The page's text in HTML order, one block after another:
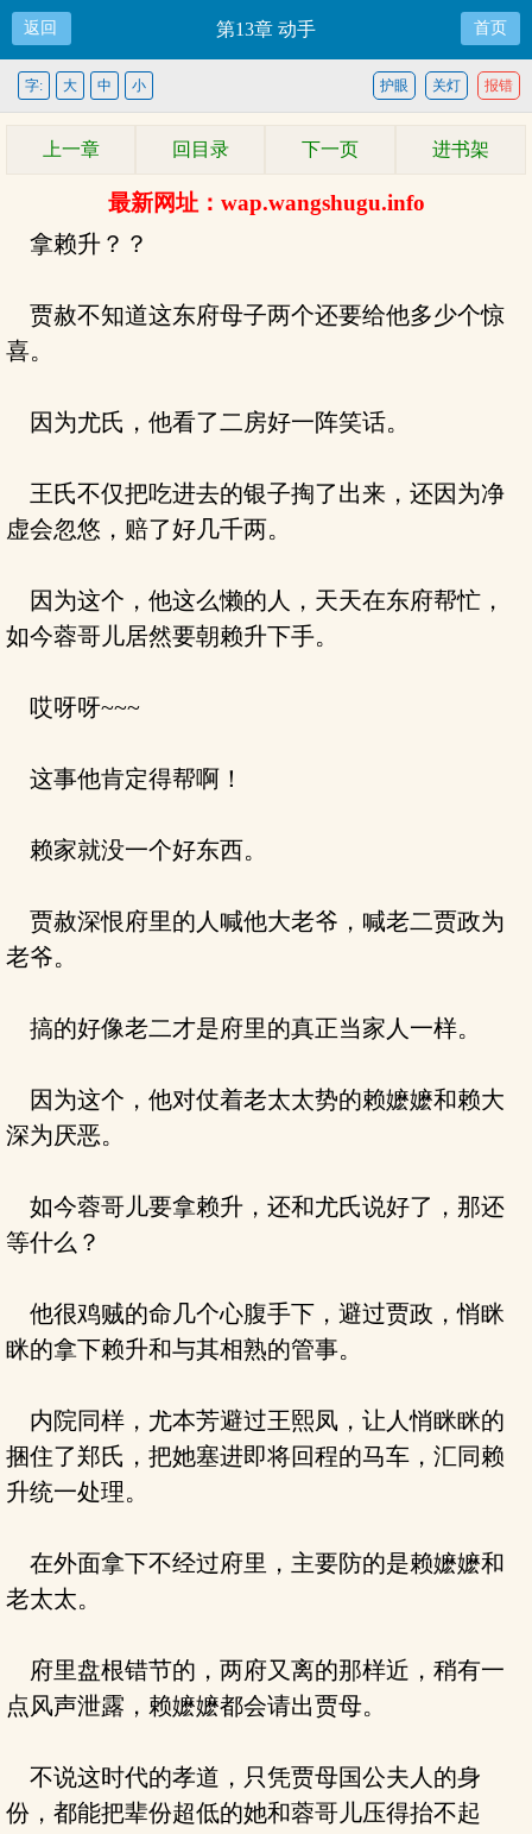
返回 第13章 动手 首页
报错
关灯
护眼
字: 大 中 小
上一章 回目录 下一页 进书架
最新网址：wap.wangshugu.info
拿赖升？？
贾赦不知道这东府母子两个还要给他多少个惊
喜。
因为尤氏，他看了二房好一阵笑话。
王氏不仅把吃进去的银子掏了出来，还因为净
虚会忽悠，赔了好几千两。
因为这个，他这么懒的人，天天在东府帮忙，
如今蓉哥儿居然要朝赖升下手。
哎呀呀~~~
这事他肯定得帮啊！
赖家就没一个好东西。
贾赦深恨府里的人喊他大老爷，喊老二贾政为
老爷。
搞的好像老二才是府里的真正当家人一样。
因为这个，他对仗着老太太势的赖嬷嬷和赖大
深为厌恶。
如今蓉哥儿要拿赖升，还和尤氏说好了，那还
等什么？
他很鸡贼的命几个心腹手下，避过贾政，悄眯
眯的拿下赖升和与其相熟的管事。
内院同样，尤本芳避过王熙凤，让人悄眯眯的
捆住了郑氏，把她塞进即将回程的马车，汇同赖
升统一处理。
在外面拿下不经过府里，主要防的是赖嬷嬷和
老太太。
府里盘根错节的，两府又离的那样近，稍有一
点风声泄露，赖嬷嬷都会请出贾母。
不说这时代的孝道，只凭贾母国公夫人的身
份，都能把辈份超低的她和蓉哥儿压得抬不起